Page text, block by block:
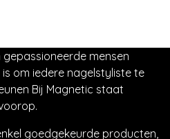
mensen
om iedere nagelstyliste te
Bij Magnetic staat
goedgekeurde producten,